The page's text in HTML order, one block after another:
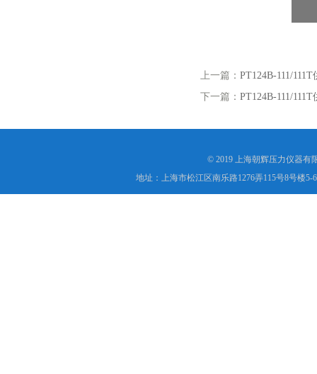
上一篇： PT124B-111/
下一篇： PT124B-111/
© 2019 上海朝辉压力仪器有
地址：上海市松江区南乐路1276弄115号8号楼5-